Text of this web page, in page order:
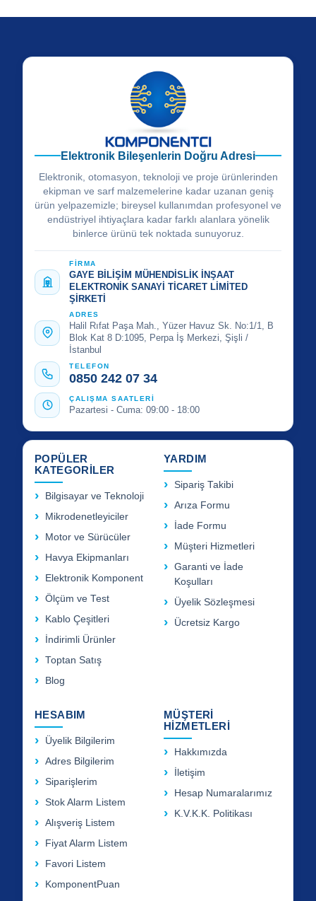
Elektronik Bileşenlerin Doğru Adresi
Elektronik, otomasyon, teknoloji ve proje ürünlerinden
ekipman ve sarf malzemelerine kadar uzanan geniş
ürün yelpazemizle; bireysel kullanımdan profesyonel ve
endüstriyel ihtiyaçlara kadar farklı alanlara yönelik
binlerce ürünü tek noktada sunuyoruz.
FİRMA
GAYE BİLİŞİM MÜHENDİSLİK İNŞAAT
ELEKTRONİK SANAYİ TİCARET LİMİTED
ŞİRKETİ
ADRES
Halil Rıfat Paşa Mah., Yüzer Havuz Sk. No:1/1, B
Blok Kat 8 D:1095, Perpa İş Merkezi, Şişli /
İstanbul
TELEFON
0850 242 07 34
ÇALIŞMA SAATLERİ
Pazartesi - Cuma: 09:00 - 18:00
POPÜLER
KATEGORİLER
Bilgisayar ve Teknoloji
Mikrodenetleyiciler
Motor ve Sürücüler
Havya Ekipmanları
Elektronik Komponent
Ölçüm ve Test
Kablo Çeşitleri
İndirimli Ürünler
Toptan Satış
Blog
YARDIM
Sipariş Takibi
Arıza Formu
İade Formu
Müşteri Hizmetleri
Garanti ve İade
Koşulları
Üyelik Sözleşmesi
Ücretsiz Kargo
HESABIM
Üyelik Bilgilerim
Adres Bilgilerim
Siparişlerim
Stok Alarm Listem
Alışveriş Listem
Fiyat Alarm Listem
Favori Listem
KomponentPuan
MÜŞTERİ
HİZMETLERİ
Hakkımızda
İletişim
Hesap Numaralarımız
K.V.K.K. Politikası